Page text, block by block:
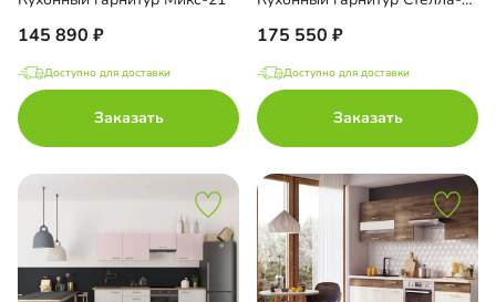
145 890
Доступно для доставки
Заказать
175 550
Доступно для доставки
Заказать